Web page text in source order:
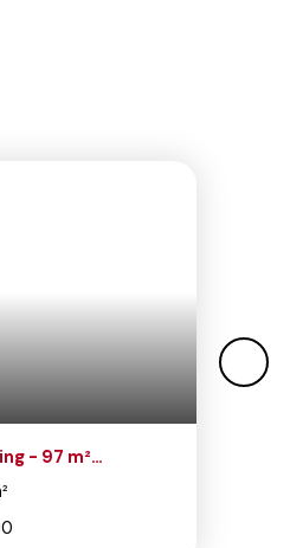
de standing - 97 m²
Park à Evian
74500